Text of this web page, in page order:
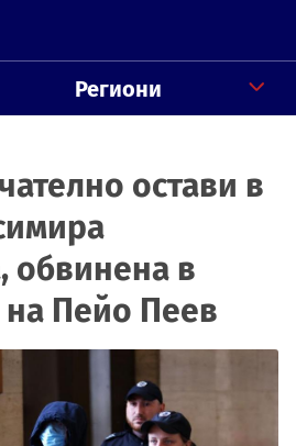
Региони
остави в
обвинена в
на Пейо Пеев